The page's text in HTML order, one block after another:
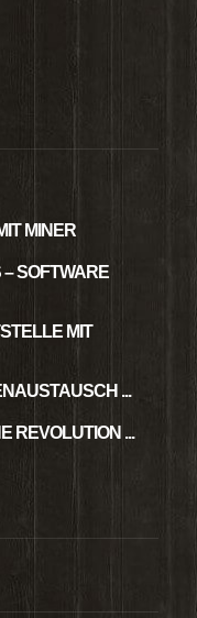
MINER
SOFTWARE
MIT
...
REVOLUTION ...